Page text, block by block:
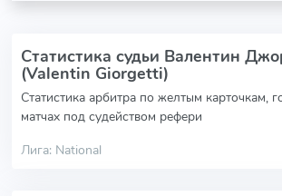
Статистика судьи Валентин
(Valentin Giorgetti)
Статистика арбитра по желтым карточкам,
матчах под судейством рефери
Лига: National